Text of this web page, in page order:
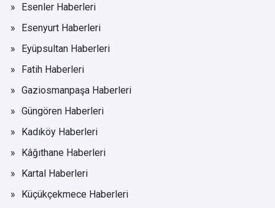
Esenler Haberleri
Esenyurt Haberleri
Eyüpsultan Haberleri
Fatih Haberleri
Gaziosmanpaşa Haberleri
Güngören Haberleri
Kadıköy Haberleri
Kâğıthane Haberleri
Kartal Haberleri
Küçükçekmece Haberleri